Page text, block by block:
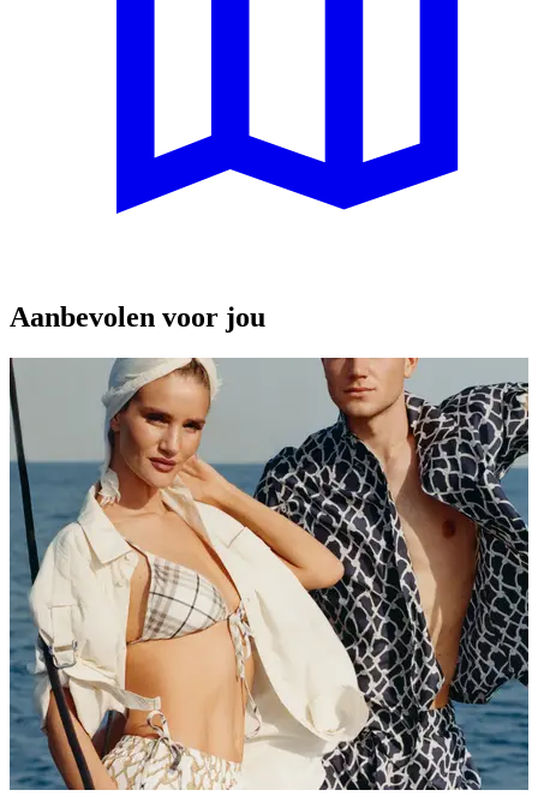
Aanbevolen voor jou